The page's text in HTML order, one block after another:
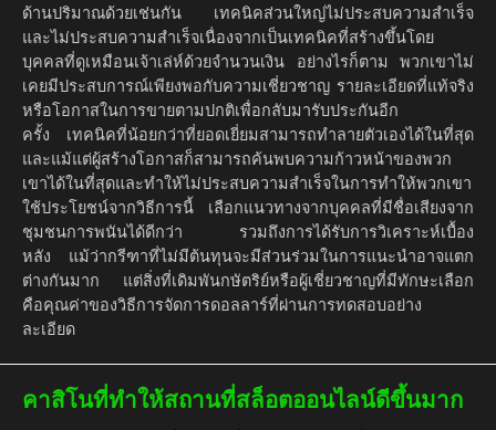
ด้านปริมาณด้วยเช่นกัน เทคนิคส่วนใหญ่ไม่ประสบความสำเร็จ
และไม่ประสบความสำเร็จเนื่องจากเป็นเทคนิคที่สร้างขึ้นโดย
บุคคลที่ดูเหมือนเจ้าเล่ห์ด้วยจำนวนเงิน อย่างไรก็ตาม พวกเขาไม่
เคยมีประสบการณ์เพียงพอกับความเชี่ยวชาญ รายละเอียดที่แท้จริง
หรือโอกาสในการขายตามปกติเพื่อกลับมารับประกันอีก
ครั้ง เทคนิคที่น้อยกว่าที่ยอดเยี่ยมสามารถทำลายตัวเองได้ในที่สุด
และแม้แต่ผู้สร้างโอกาสก็สามารถค้นพบความก้าวหน้าของพวก
เขาได้ในที่สุดและทำให้ไม่ประสบความสำเร็จในการทำให้พวกเขา
ใช้ประโยชน์จากวิธีการนี้ เลือกแนวทางจากบุคคลที่มีชื่อเสียงจาก
ชุมชนการพนันได้ดีกว่า รวมถึงการได้รับการวิเคราะห์เบื้อง
หลัง แม้ว่ากรีฑาที่ไม่มีต้นทุนจะมีส่วนร่วมในการแนะนำอาจแตก
ต่างกันมาก แต่สิ่งที่เดิมพันกษัตริย์หรือผู้เชี่ยวชาญที่มีทักษะเลือก
คือคุณค่าของวิธีการจัดการดอลลาร์ที่ผ่านการทดสอบอย่าง
ละเอียด
คาสิโนที่ทำให้สถานที่สล็อตออนไลน์ดีขึ้นมาก